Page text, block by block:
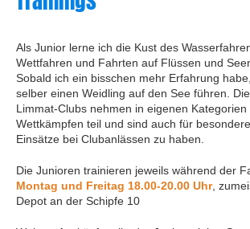
Als Junior lerne ich die Kust des
Wettfahren und Fahrten auf Flüssen und
Sobald ich ein bisschen mehr Erfahrung
selber einen Weidling auf den See führen.
Limmat-Clubs nehmen in eigenen Kategorien
Wettkämpfen teil und sind auch für
Einsätze bei Clubanlässen zu haben.
Die Junioren trainieren jeweils während der
Montag und Freitag 18.00-20.00 Uhr,
Depot an der Schipfe 10